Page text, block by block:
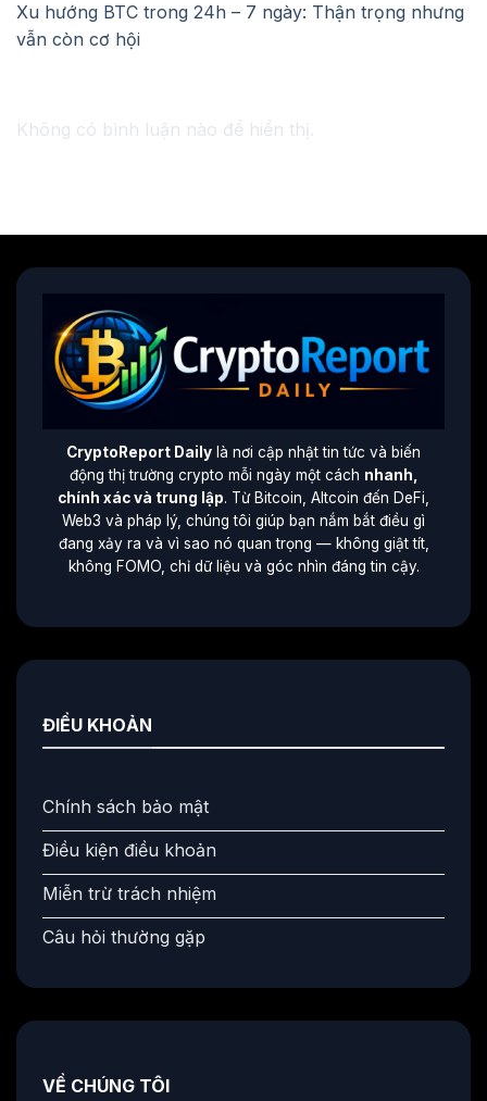
Xu hướng BTC trong 24h – 7 ngày: Thận trọng nhưng
vẫn còn cơ hội
Không có bình luận nào để hiển thị.
CryptoReport Daily là nơi cập nhật tin tức và biến
động thị trường crypto mỗi ngày một cách nhanh,
chính xác và trung lập. Từ Bitcoin, Altcoin đến DeFi,
Web3 và pháp lý, chúng tôi giúp bạn nắm bắt điều gì
đang xảy ra và vì sao nó quan trọng — không giật tít,
không FOMO, chỉ dữ liệu và góc nhìn đáng tin cậy.
ĐIỀU KHOẢN
Chính sách bảo mật
Điều kiện điều khoản
Miễn trừ trách nhiệm
Câu hỏi thường gặp
VỀ CHÚNG TÔI